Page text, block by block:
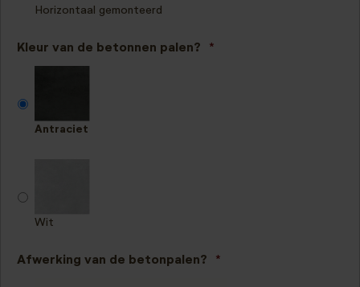
Horizontaal gemonteerd
Kleur van de betonnen palen? *
Antraciet
Wit
Afwerking van de betonpalen? *